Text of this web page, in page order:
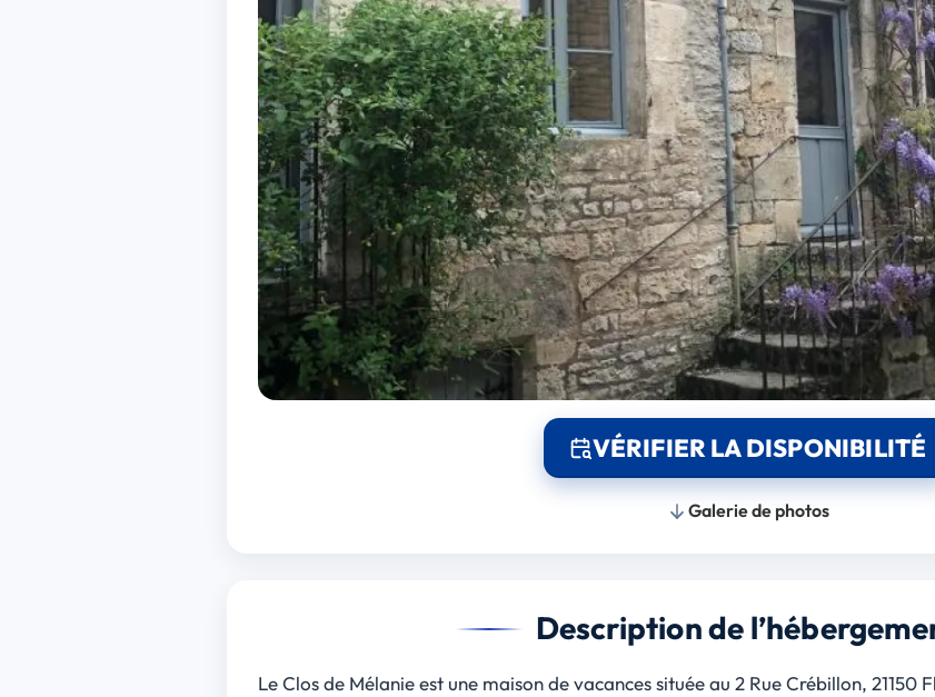
VÉRIFIER LA DISPONIBILITÉ
Galerie de photos
Description de
Le Clos de Mélanie est une maison de vacances située au 2 Rue Crébillon,